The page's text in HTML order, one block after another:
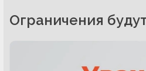
Ограничения